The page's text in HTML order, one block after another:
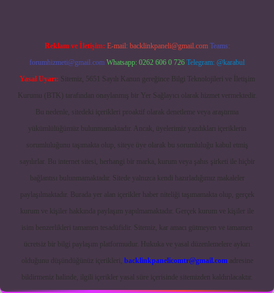
Reklam ve İletişim: E-mail: backlinkpaneli@gmail.com Teams:
forumhizmeti@gmail.com Whatsapp: 0262 606 0 726 Telegram: @karabul
Yasal Uyarı: Sitemiz, 5651 Sayılı Kanun gereğince Bilgi Teknolojileri ve İletişim
Kurumu (BTK) tarafından onaylanmış bir Yer Sağlayıcı olarak hizmet vermektedir.
Bu nedenle, sitedeki içerikleri proaktif olarak denetleme veya araştırma
yükümlülüğümüz bulunmamaktadır. Ancak, üyelerimiz yazdıkları içeriklerin
sorumluluğunu taşımakta olup, siteye üye olarak bu sorumluluğu kabul etmiş
sayılırlar. Bu internet sitesi, herhangi bir marka, kurum veya şahıs şirketi ile hiçbir
bağlantısı bulunmamaktadır. Sitede yalnızca kendi hazırladığımız makaleler
paylaşılmaktadır. Burada yer alan içerikler haber niteliği taşımamakta olup, gerçek
kurum ve kişiler hakkında paylaşım yapılmamaktadır. Gerçek kurum ve kişiler ile
isim benzerlikleri tamamen tesadüfidir. Sitemiz, kar amacı gütmeyen ve tamamen
ücretsiz bir bilgi paylaşım platformudur. Hukuka ve yasal düzenlemelere aykırı
olduğunu düşündüğünüz içerikleri, backlinkpanelicomtr@gmail.comadresine
bildirmeniz halinde, ilgili içerikler yasal süre içerisinde sitemizden kaldırılacaktır.